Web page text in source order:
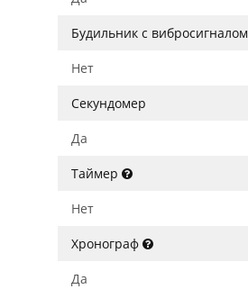
Будильник с вибросигналом
Нет
Секундомер
Да
Таймер
Нет
Хронограф
Да